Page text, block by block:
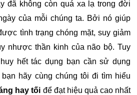
đã không còn quá xa lạ trong đời
của mỗi chúng ta. Bởi nó giúp
tình trạng chóng mặt, suy giảm
nhược thần kinh của não bộ. Tuy
hết tác dụng bạn cần sử dụng
hãy cùng chúng tôi đi tìm hiểu
hay tối để đạt hiệu quả cao nhất